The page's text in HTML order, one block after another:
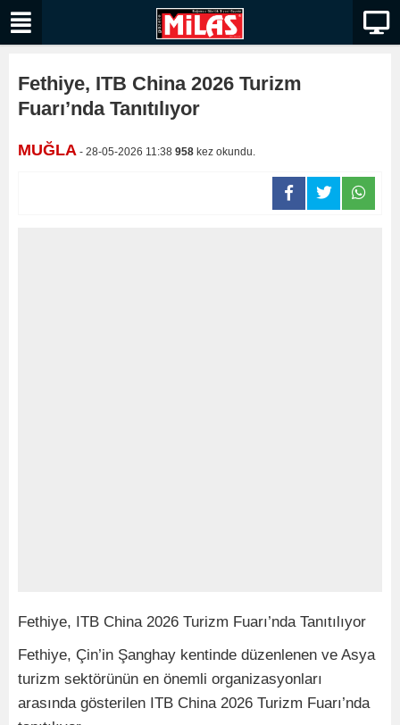
Fethiye, ITB China 2026 Turizm
Fuarı’nda Tanıtılıyor
MUĞLA - 28-05-2026 11:38 958 kez okundu.
Fethiye, ITB China 2026 Turizm Fuarı’nda Tanıtılıyor
Fethiye, Çin’in Şanghay kentinde düzenlenen ve Asya
turizm sektörünün en önemli organizasyonları
arasında gösterilen ITB China 2026 Turizm Fuarı’nda